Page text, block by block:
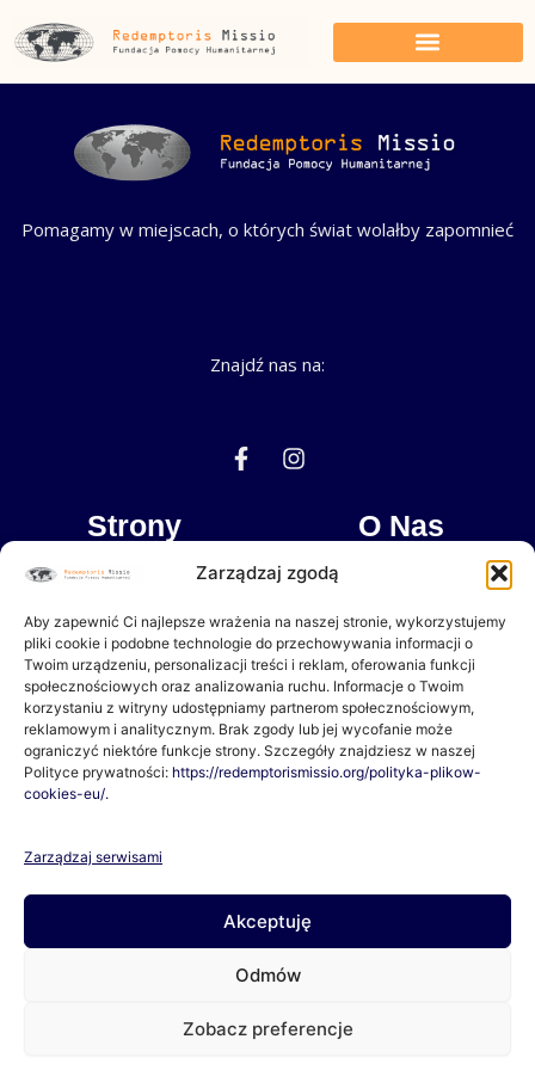
Zarządzaj zgodą
Aby zapewnić Ci najlepsze wrażenia na naszej stronie, wykorzystujemy
pliki cookie i podobne technologie do przechowywania informacji o
Twoim urządzeniu, personalizacji treści i reklam, oferowania funkcji
społecznościowych oraz analizowania ruchu. Informacje o Twoim
korzystaniu z witryny udostępniamy partnerom społecznościowym,
reklamowym i analitycznym. Brak zgody lub jej wycofanie może
ograniczyć niektóre funkcje strony. Szczegóły znajdziesz w naszej
Polityce prywatności: https://redemptorismissio.org/polityka-plikow-
cookies-eu/.
Zarządzaj serwisami
Akceptuję
Odmów
Zobacz preferencje
do
Pomagamy w miejscach, o których świat wolałby zapomnieć
Znajdź nas na:
F
a
b
o
o
k
-
f
I
n
a
g
r
a
m
Strony
Dokumenty
Wpłacam
Czasopismo “Oswoić Tropik”
O Nas
Partnerzy
O Nas
Jeśli chcesz pomagać razem z Nami lub masz pytania, napisz
ul. Junikowska 48, 60-163 Poznań